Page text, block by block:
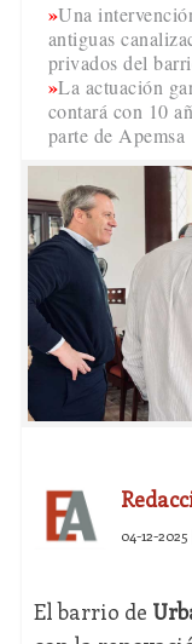
Una
antiguas
privados del
La actuación
contará con 10
parte de Apemsa
04-12-2025
El barrio de